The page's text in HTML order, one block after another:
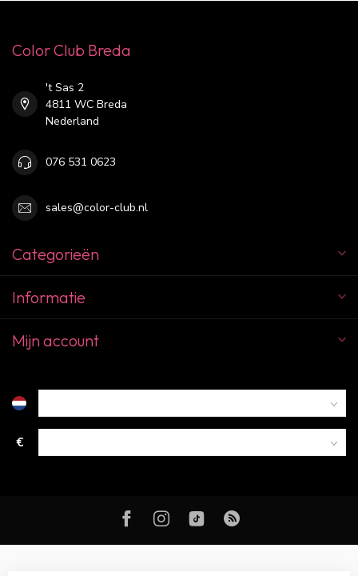
Color Club Breda
't Sas 2
4811 WC Breda
Nederland
076 531 0623
sales@color-club.nl
Categorieën
Informatie
Mijn account
€